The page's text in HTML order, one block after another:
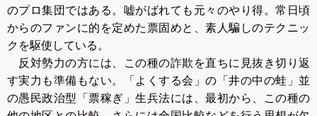
のプロ集団ではある。嘘がばれても元々のやり得。常日頃
からのファンに的を定めた票固めと、素人騙しのテクニッ
クを駆使している。
反対勢力の方には、この種の詐欺を直ちに見抜き切り返
す実力も準備もない。「よくする会」の「井の中の蛙」並
の愚民政治型「票稼ぎ」生兵法には、最初から、この種の